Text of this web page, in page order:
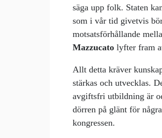
säga upp folk. Staten
som i vår tid givetvis
motsatsförhållande
Mazzucato lyfter fram
Allt detta kräver
stärkas och utvecklas.
avgiftsfri utbildning är
dörren på glänt för
kongressen.